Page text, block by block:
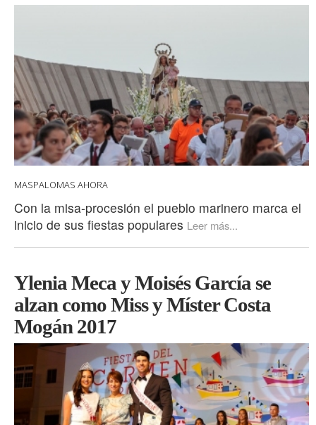
MASPALOMAS AHORA
Con la misa-procesión el pueblo marinero marca el
inicio de sus fiestas populares Leer más...
Ylenia Meca y Moisés García se
alzan como Miss y Míster Costa
Mogán 2017